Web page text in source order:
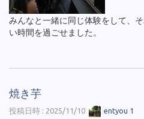
みんなと一緒に同じ体験をして、
い時間を過ごせました。
焼き芋
投稿日時 : 2025/11/10 entyou 1